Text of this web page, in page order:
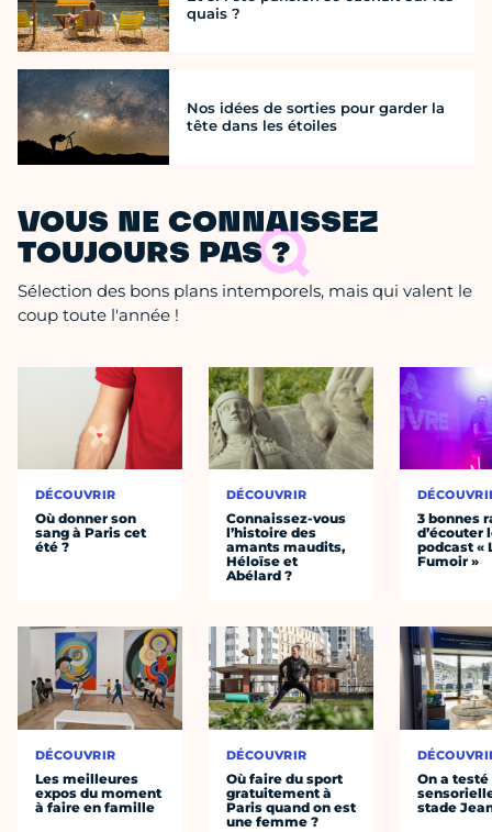
quais ?
Nos idées de sorties pour garder la
tête dans les étoiles
VOUS NE CONNAISSEZ
TOUJOURS PAS ?
Sélection des bons plans intemporels, mais qui valent le
coup toute l'année !
DÉCOUVRIR
Où donner son
sang à Paris cet
été ?
DÉCOUVRIR
Les meilleures
expos du moment
à faire en famille
DÉCOUVRIR
Connaissez-vous
l’histoire des
amants maudits,
Héloïse et
Abélard ?
DÉCOUVRIR
Où faire du sport
gratuitement à
Paris quand on est
une femme ?
3 bonnes
d’écouter
podcast «
Fumoir »
On a
stade